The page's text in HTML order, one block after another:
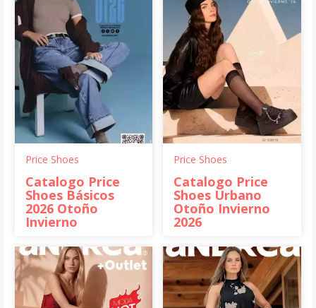
Price Shoes
Catalogo Price
Shoes Básicos
2026 Otoño
Invierno
Price Shoes
Catalogo Price
Shoes Urbano
Otoño Invierno
2026